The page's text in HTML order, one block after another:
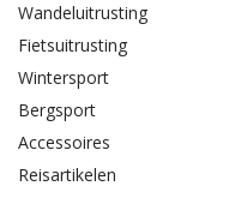
Wandeluitrusting
Fietsuitrusting
Wintersport
Bergsport
Accessoires
Reisartikelen